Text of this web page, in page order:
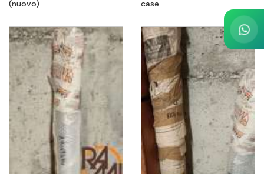
(nuovo) case